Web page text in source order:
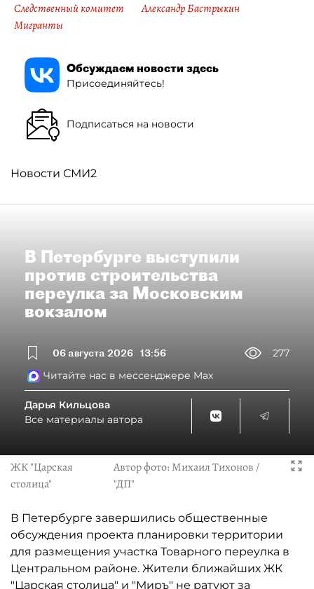
Следственный комитет
Александр Бастрыкин
Мигранты
Обсуждаем новости здесь
Присоединяйтесь!
Подписаться на новости
Новости СМИ2
В Петербурге выступили
против строительства
переулка за Московским
вокзалом
06 августа 2026 13:56
277
Читайте нас в мессенджере Max
Дарья Кильцова
Все материалы автора
ЖК "Царская
столица"
Автор фото:Михаил Тихонов /
"ДП"
В Петербурге завершились общественные
обсуждения проекта планировки территории
для размещения участка Товарного переулка в
Центральном районе. Жители ближайших ЖК
"Царская столица" и "Миръ" не ратуют за